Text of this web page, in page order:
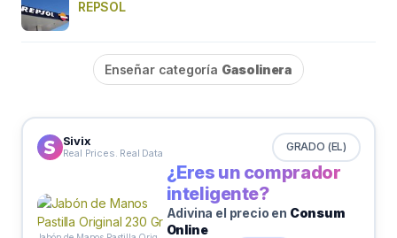
REPSOL
Enseñar categoría Gasolinera
Sivix
Real Prices. Real Data GRADO (EL)
¿Eres un comprador
inteligente?
Adivina el precio en Consum
Online